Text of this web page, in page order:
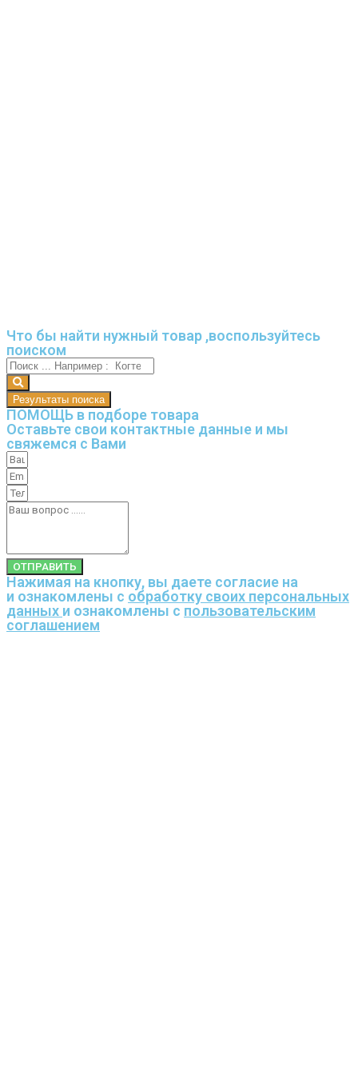
Что бы найти нужный товар ,воспользуйтесь
поиском
Результаты поиска
ПОМОЩЬ в подборе товара
Оставьте свои контактные данные и мы
свяжемся с Вами
ОТПРАВИТЬ
Нажимая на кнопку, вы даете согласие на
и ознакомлены с обработку своих персональных
данных и ознакомлены с пользовательским
соглашением